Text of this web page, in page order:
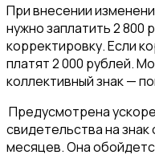
При внесении
нужно заплатить 2 800
корректировку. Если
платят 2 000 рублей.
коллективный знак —
Предусмотрена
свидетельства на
месяцев. Она